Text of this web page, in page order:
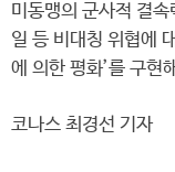
미동맹의 군사적 결
일 등 비대칭 위협에
에 의한 평화’를 구
코나스 최경선 기자